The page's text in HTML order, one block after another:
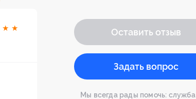
★ ★ Оставить отзыв
Задать вопрос
Мы всегда рады помочь: служба